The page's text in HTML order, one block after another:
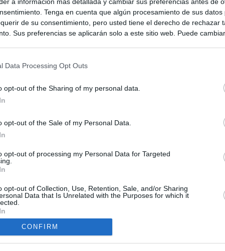
Tenga en cuenta que algún procesamiento de sus datos
de su consentimiento, pero usted tiene el derecho de rechazar
Sus preferencias se aplicarán solo a este sitio web. Puede
Data Processing Opt Outs
opt-out of the Sharing of my personal data.
opt-out of the Sale of my Personal Data.
opt-out of processing my Personal Data for Targeted
opt-out of Collection, Use, Retention, Sale, and/or Sharing
Data that Is Unrelated with the Purposes for which it
CONFIRM
la alerta en Ceuta y estrecha la coordinación con Marruecos
a cruzar la frontera
sobre el PP por la acogida de los menores de Ceuta en las
gobiernan en coalición
a los menores migrantes
y ADN: dentro de la oficina que busca a los desaparecidos de